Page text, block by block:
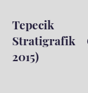
Tepecik
Stratigrafik
2015)